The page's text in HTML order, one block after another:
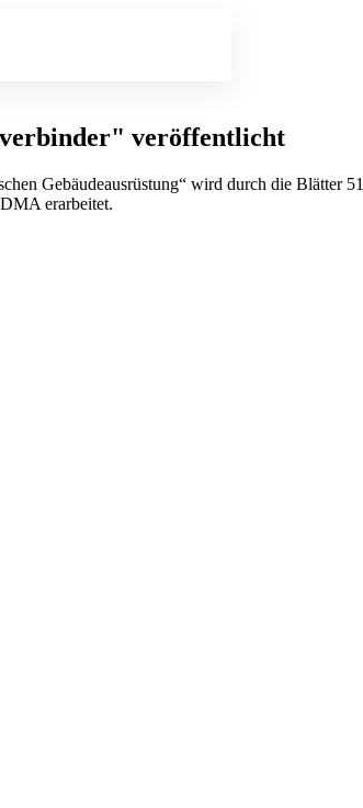
veröffentlicht
Gebäudeausrüstung“ wird durch die Blätter
erarbeitet.